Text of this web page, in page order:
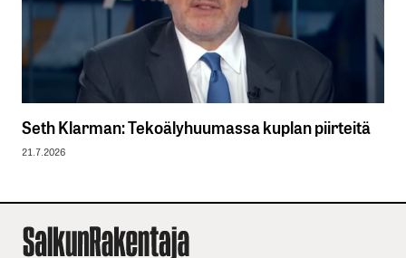
Seth Klarman: Tekoälyhuumassa kuplan piirteitä
21.7.2026